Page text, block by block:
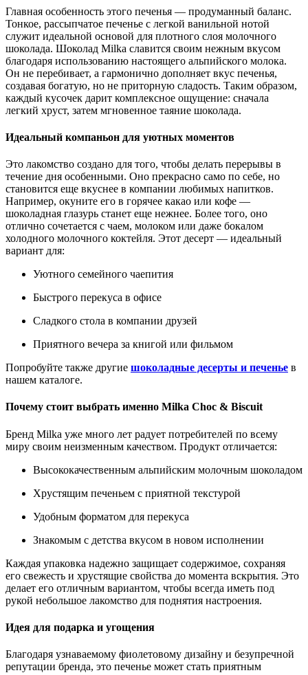
Главная особенность этого печенья — продуманный баланс.
Тонкое, рассыпчатое печенье с легкой ванильной нотой
служит идеальной основой для плотного слоя молочного
шоколада. Шоколад Milka славится своим нежным вкусом
благодаря использованию настоящего альпийского молока.
Он не перебивает, а гармонично дополняет вкус печенья,
создавая богатую, но не приторную сладость. Таким образом,
каждый кусочек дарит комплексное ощущение: сначала
легкий хруст, затем мгновенное таяние шоколада.
Идеальный компаньон для уютных моментов
Это лакомство создано для того, чтобы делать перерывы в
течение дня особенными. Оно прекрасно само по себе, но
становится еще вкуснее в компании любимых напитков.
Например, окуните его в горячее какао или кофе —
шоколадная глазурь станет еще нежнее. Более того, оно
отлично сочетается с чаем, молоком или даже бокалом
холодного молочного коктейля. Этот десерт — идеальный
вариант для:
Уютного семейного чаепития
Быстрого перекуса в офисе
Сладкого стола в компании друзей
Приятного вечера за книгой или фильмом
Попробуйте также другие шоколадные десерты и печенье в
нашем каталоге.
Почему стоит выбрать именно Milka Choc & Biscuit
Бренд Milka уже много лет радует потребителей по всему
миру своим неизменным качеством. Продукт отличается:
Высококачественным альпийским молочным шоколадом
Хрустящим печеньем с приятной текстурой
Удобным форматом для перекуса
Знакомым с детства вкусом в новом исполнении
Каждая упаковка надежно защищает содержимое, сохраняя
его свежесть и хрустящие свойства до момента вскрытия. Это
делает его отличным вариантом, чтобы всегда иметь под
рукой небольшое лакомство для поднятия настроения.
Идея для подарка и угощения
Благодаря узнаваемому фиолетовому дизайну и безупречной
репутации бренда, это печенье может стать приятным